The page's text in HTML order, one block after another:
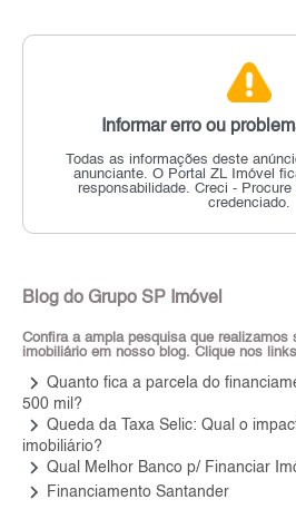
Informar erro ou
Todas as informações deste
anunciante. O Portal ZL Imóvel
responsabilidade. Creci - Procure
credenciado.
Blog do Grupo SP Imóvel
Confira a ampla pesquisa que realizamos
imobiliário em nosso blog. Clique nos
keyboard_arrow_right Quanto fica a parcela do
500 mil?
keyboard_arrow_right Queda da Taxa Selic: Qual o
imobiliário?
keyboard_arrow_right Qual Melhor Banco p/ Financiar
keyboard_arrow_right Financiamento Santander